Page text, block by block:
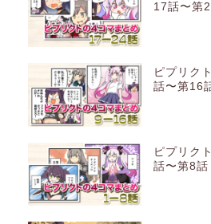
17話〜第
ピプリク
話〜第16
ピプリク
話〜第8話